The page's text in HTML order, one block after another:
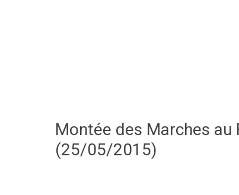
Montée des Marches
(25/05/2015)